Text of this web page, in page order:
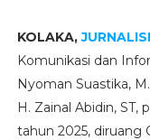
KOLAKA,
Komunikasi dan
Nyoman Suastika,
H. Zainal Abidin, ST,
tahun 2025, diruang